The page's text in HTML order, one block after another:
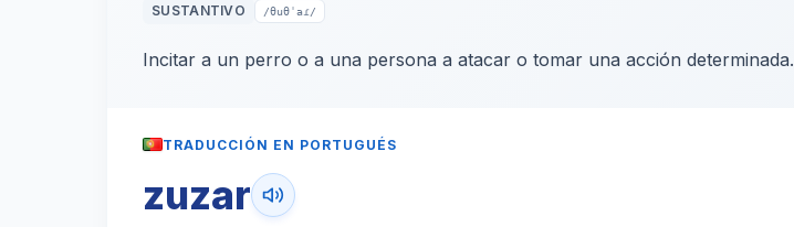
SUSTANTIVO /θuθˈaɾ/
Incitar a un perro o a una persona a atacar o tomar una acción determinada.
TRADUCCIÓN EN PORTUGUÉS
zuzar